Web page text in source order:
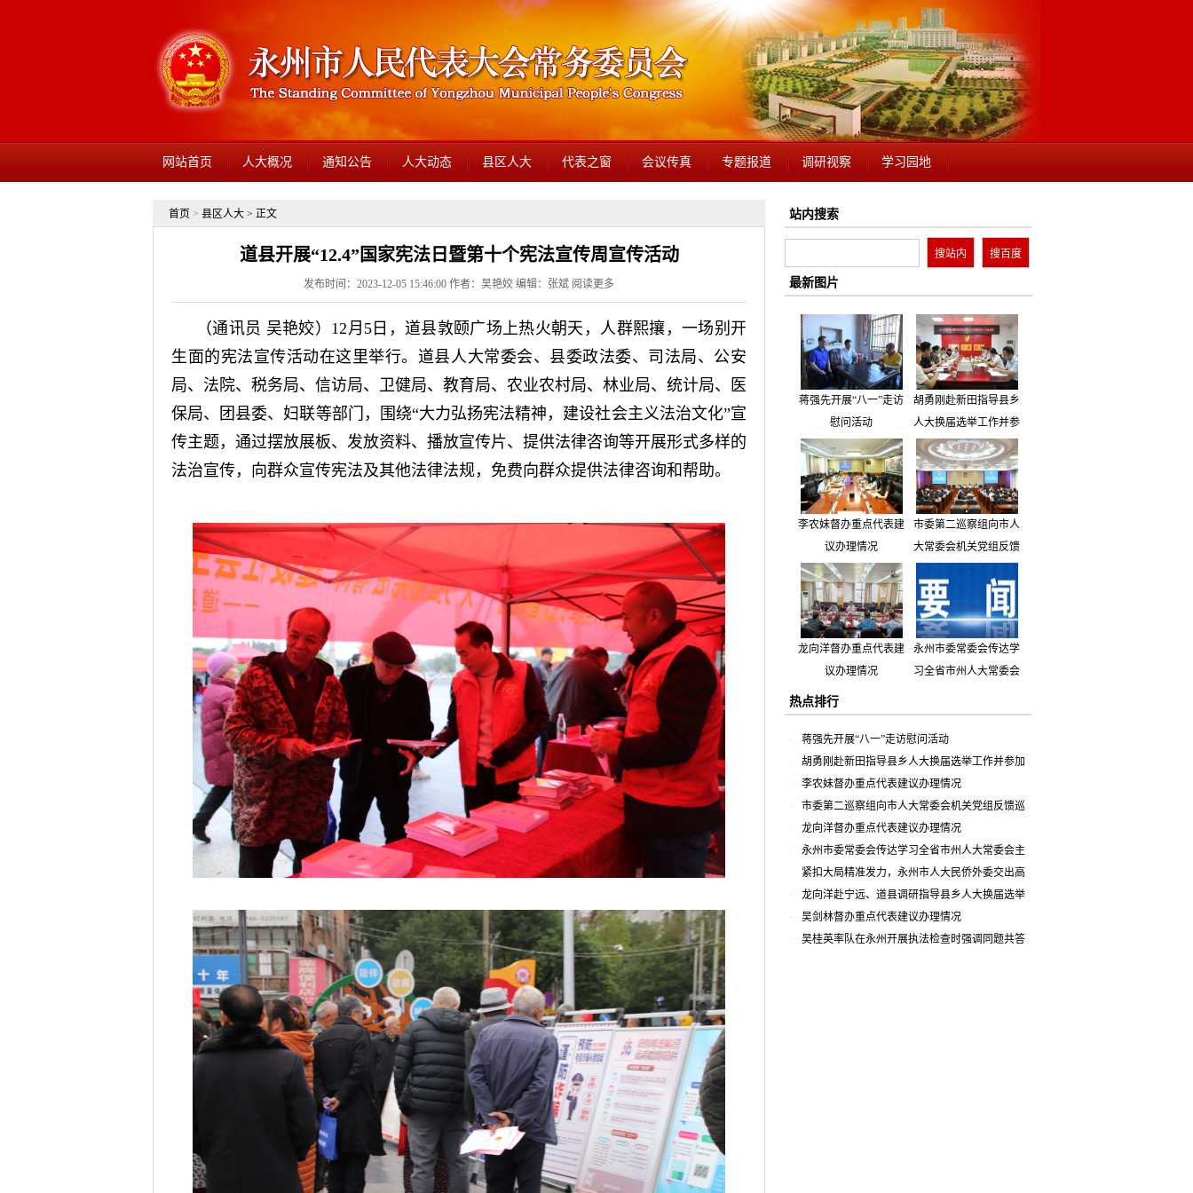
网站首页 人大概况 通知公告 人大动态 县区人大 代表之窗 会议传真 专题报道 调研视察 学习园地
首页 > 县区人大 > 正文
道县开展“12.4”国家宪法日暨第十个宪法宣传周宣传活动
发布时间：2023-12-05 15:46:00 作者：吴艳姣 编辑：张斌 阅读更多
（通讯员 吴艳姣）12月5日，道县敦颐广场上热火朝天，人群熙攘，一场别开
生面的宪法宣传活动在这里举行。道县人大常委会、县委政法委、司法局、公安
局、法院、税务局、信访局、卫健局、教育局、农业农村局、林业局、统计局、医
保局、团县委、妇联等部门，围绕“大力弘扬宪法精神，建设社会主义法治文化”宣
传主题，通过摆放展板、发放资料、播放宣传片、提供法律咨询等开展形式多样的
法治宣传，向群众宣传宪法及其他法律法规，免费向群众提供法律咨询和帮助。
站内搜索
最新图片
蒋强先开展“八一”走访
慰问活动
胡勇刚赴新田指导县乡
人大换届选举工作并参
加市人大代表小组主题
活动
李农妹督办重点代表建
议办理情况
市委第二巡察组向市人
大常委会机关党组反馈
龙向洋督办重点代表建
议办理情况
永州市委常委会传达学
习全省市州人大常委会
关精神 专题听取省人
大常委会执法检查组到
永州开展大气污染防治
相关法律法规执法检查
情况汇报
热点排行
蒋强先开展“八一”走访慰问活动
胡勇刚赴新田指导县乡人大换届选举工作并参加
市人大代表小组主题活动
李农妹督办重点代表建议办理情况
市委第二巡察组向市人大常委会机关党组反馈巡
察情况
龙向洋督办重点代表建议办理情况
永州市委常委会传达学习全省市州人大常委会主
要负责同志座谈会有关精神 专题听取省人大常委会
执法检查组到永州开展大气污染防治相关法律法规
执法检查情况汇报
紧扣大局精准发力，永州市人大民侨外委交出高
质量履职答卷
龙向洋赴宁远、道县调研指导县乡人大换届选举
并督导安全生产工作
吴剑林督办重点代表建议办理情况
吴桂英率队在永州开展执法检查时强调同题共答